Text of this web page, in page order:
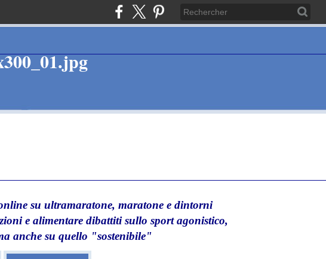
su ultramaratone, maratone e dintorni
e alimentare dibattiti sullo sport agonistico,
anche su quello "sostenibile"